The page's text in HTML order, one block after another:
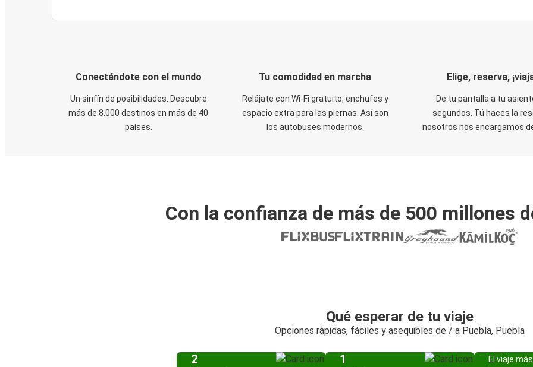
Conectándote con el mundo
Un sinfín de posibilidades. Descubre
más de 8.000 destinos en más de 40
países.
Tu comodidad en marcha
Relájate con Wi-Fi gratuito, enchufes y
espacio extra para las piernas. Así son
los autobuses modernos.
Elige, reserva,
De tu pantalla a tu
segundos. Tú haces la
nosotros nos encargamos
Con la confianza de más de 500 millones
Qué esperar de tu viaje
Opciones rápidas, fáciles y asequibles de / a Puebla, Puebla
2 1
El viaje más